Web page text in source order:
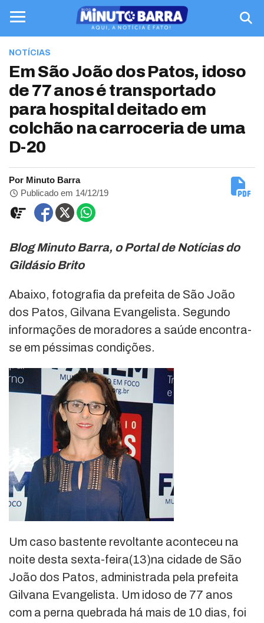
NOTÍCIAS
Em São João dos Patos, idoso
de 77 anos é transportado
para hospital deitado em
colchão na carroceria de uma
D-20
Por Minuto Barra
Publicado em 14/12/19
Blog Minuto Barra, o Portal de Notícias do
Gildásio Brito
Abaixo, fotografia da prefeita de São João
dos Patos, Gilvana Evangelista. Segundo
informações de moradores a saúde encontra-
se em péssimas condições.
Um caso bastente revoltante aconteceu na
noite desta sexta-feira(13)na cidade de São
João dos Patos, administrada pela prefeita
Gilvana Evangelista. Um idoso de 77 anos
com a perna quebrada há mais de 10 dias, foi